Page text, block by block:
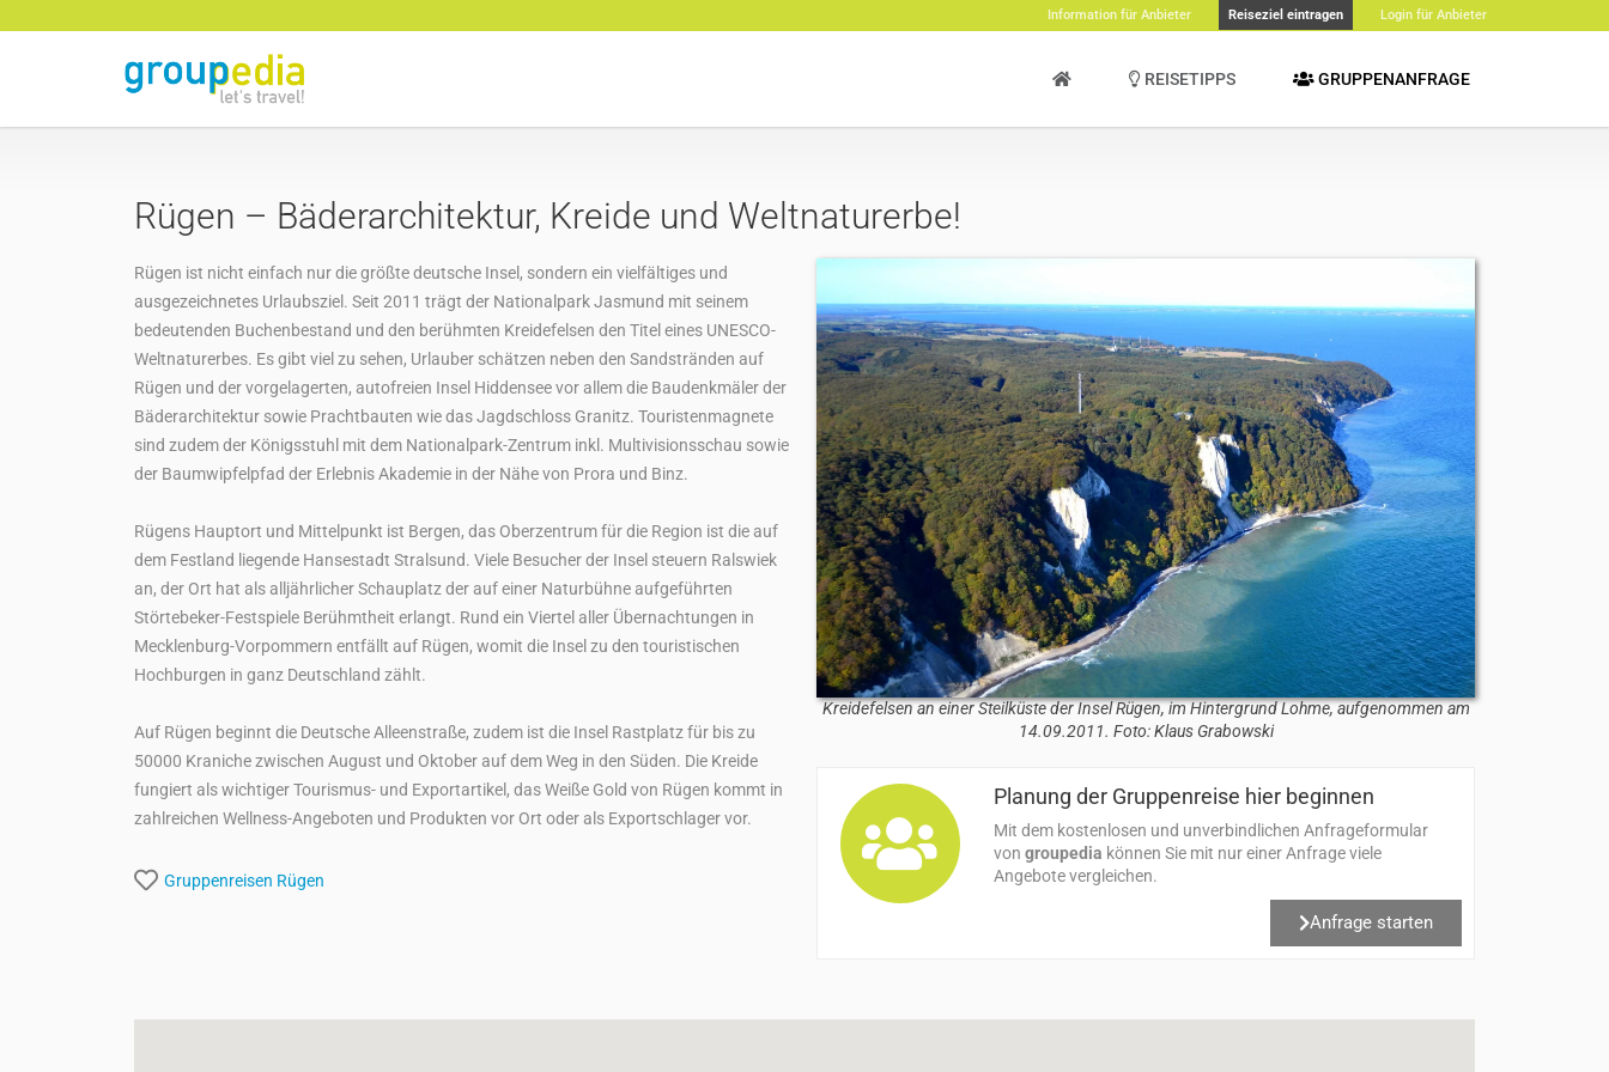
Information für Anbieter Reiseziel eintragen Login für Anbieter
REISETIPPS GRUPPENANFRAGE
Rügen – Bäderarchitektur, Kreide und Weltnaturerbe!
Rügen ist nicht einfach nur die größte deutsche Insel, sondern ein vielfältiges und
ausgezeichnetes Urlaubsziel. Seit 2011 trägt der Nationalpark Jasmund mit seinem
bedeutenden Buchenbestand und den berühmten Kreidefelsen den Titel eines UNESCO-
Weltnaturerbes. Es gibt viel zu sehen, Urlauber schätzen neben den Sandstränden auf
Rügen und der vorgelagerten, autofreien Insel Hiddensee vor allem die Baudenkmäler der
Bäderarchitektur sowie Prachtbauten wie das Jagdschloss Granitz. Touristenmagnete
sind zudem der Königsstuhl mit dem Nationalpark-Zentrum inkl. Multivisionsschau sowie
der Baumwipfelpfad der Erlebnis Akademie in der Nähe von Prora und Binz.
Rügens Hauptort und Mittelpunkt ist Bergen, das Oberzentrum für die Region ist die auf
dem Festland liegende Hansestadt Stralsund. Viele Besucher der Insel steuern Ralswiek
an, der Ort hat als alljährlicher Schauplatz der auf einer Naturbühne aufgeführten
Störtebeker-Festspiele Berühmtheit erlangt. Rund ein Viertel aller Übernachtungen in
Mecklenburg-Vorpommern entfällt auf Rügen, womit die Insel zu den touristischen
Hochburgen in ganz Deutschland zählt.
Auf Rügen beginnt die Deutsche Alleenstraße, zudem ist die Insel Rastplatz für bis zu
50000 Kraniche zwischen August und Oktober auf dem Weg in den Süden. Die Kreide
fungiert als wichtiger Tourismus- und Exportartikel, das Weiße Gold von Rügen kommt in
zahlreichen Wellness-Angeboten und Produkten vor Ort oder als Exportschlager vor.
Gruppenreisen Rügen
Kreidefelsen an einer Steilküste der Insel Rügen, im Hintergrund Lohme, aufgenommen am
14.09.2011. Foto: Klaus Grabowski
Planung der Gruppenreise hier beginnen​
Mit dem kostenlosen und unverbindlichen Anfrageformular
von groupedia können Sie mit nur einer Anfrage viele
Angebote vergleichen.
Anfrage starten